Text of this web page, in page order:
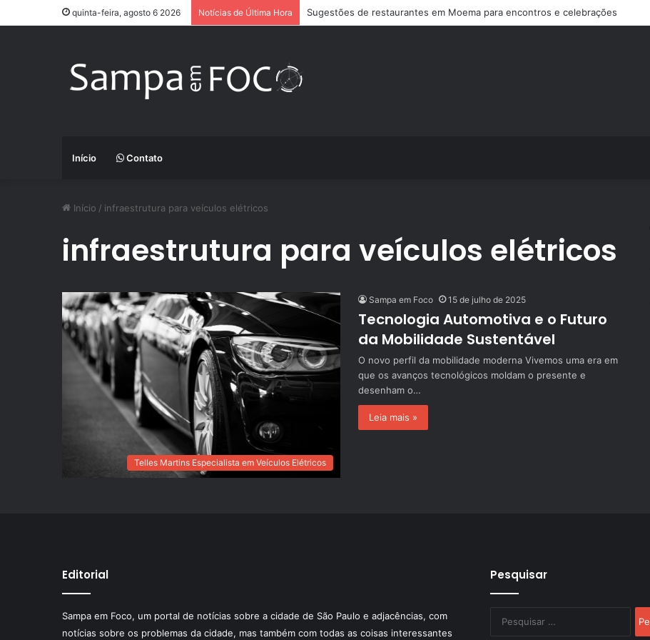
quinta-feira, agosto 6 2026 Notícias de Última Hora Sugestões de restaurantes em Moema para encontros e celebrações
Início Contato
Início / infraestrutura para veículos elétricos
infraestrutura para veículos elétricos
Telles Martins Especialista em Veículos Elétricos
Sampa em Foco 15 de julho de 2025
Tecnologia Automotiva e o Futuro
da Mobilidade Sustentável
O novo perfil da mobilidade moderna Vivemos uma era em
que os avanços tecnológicos moldam o presente e
desenham o…
Leia mais »
Editorial
Sampa em Foco, um portal de notícias sobre a cidade de São Paulo e adjacências, com
notícias sobre os problemas da cidade, mas também com todas as coisas interessantes
Pesquisar
por: